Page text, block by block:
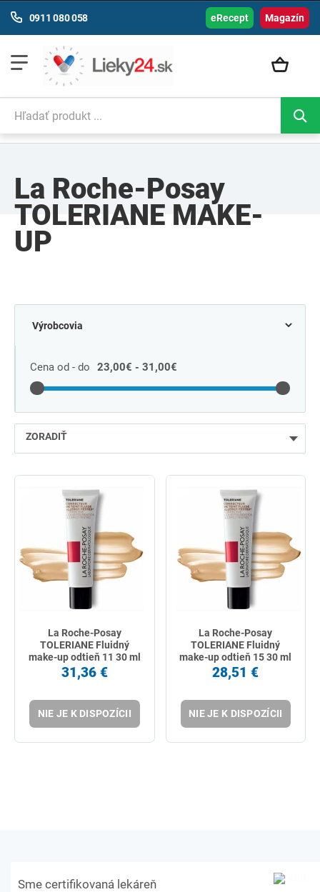
Magazín
0911 080 058 eRecept
La Roche-Posay
TOLERIANE MAKE-
UP
Cena od - do 23,00€ - 31,00€
ZORADIŤ
najpredávanejšie
podľa názvu od A
La Roche-Posay
TOLERIANE Fluidný
make-up odtieň 11 30 ml
31,36 €
NIE JE K DISPOZÍCII
La Roche-Posay
TOLERIANE Fluidný
make-up odtieň 15 30 ml
28,51 €
NIE JE K DISPOZÍCII
Sme certifikovaná lekáreň